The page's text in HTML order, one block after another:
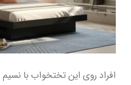
افراد روی این تختخواب با